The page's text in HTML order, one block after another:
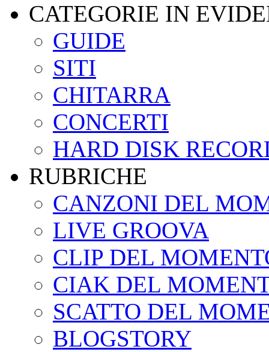
CATEGORIE IN
GUIDE
SITI
CHITARRA
CONCERTI
HARD DISK
RUBRICHE
CANZONI DEL
LIVE GROOVA
CLIP DEL
CIAK DEL
SCATTO DEL
BLOGSTORY